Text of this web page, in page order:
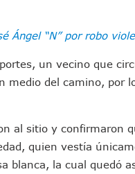
Preferencias
Presunto Autor
Solo, Actor De “El
12.6 MDP En Remodelar
Terminarán El Centro
Fortalece Su
Ángel “N” por robo
un vecino que
medio del camino, por
al sitio y confirmaron
quien vestía
blanca, la cual quedó